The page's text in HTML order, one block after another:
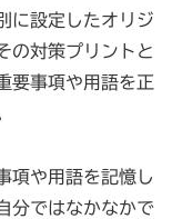
に設定したオリジ
の対策プリントと
要事項や用語を正
項や用語を記憶し
分ではなかなかで